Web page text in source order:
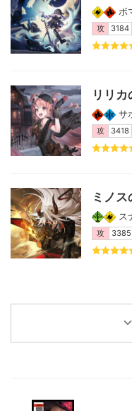
ボ
攻 3184
リリ
サ
攻 3418
ミノ
ス
攻 3385